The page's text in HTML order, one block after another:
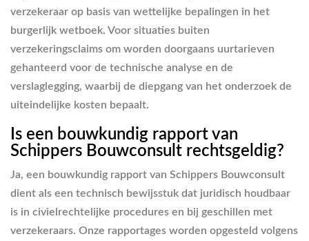
verzekeraar op basis van wettelijke bepalingen in het
burgerlijk wetboek. Voor situaties buiten
verzekeringsclaims om worden doorgaans uurtarieven
gehanteerd voor de technische analyse en de
verslaglegging, waarbij de diepgang van het onderzoek de
uiteindelijke kosten bepaalt.
Is een bouwkundig rapport van
Schippers Bouwconsult rechtsgeldig?
Ja, een bouwkundig rapport van Schippers Bouwconsult
dient als een technisch bewijsstuk dat juridisch houdbaar
is in civielrechtelijke procedures en bij geschillen met
verzekeraars. Onze rapportages worden opgesteld volgens